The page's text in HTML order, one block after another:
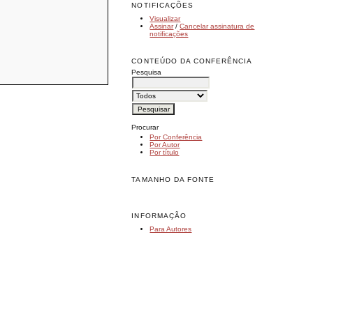
NOTIFICAÇÕES
Visualizar
Assinar/Cancelar assinatura de
notificações
CONTEÚDO DA CONFERÊNCIA
Pesquisa
Procurar
Por Conferência
Por Autor
Por título
TAMANHO DA FONTE
INFORMAÇÃO
Para Autores